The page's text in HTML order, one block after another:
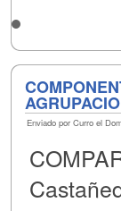
Enviado por Curro el